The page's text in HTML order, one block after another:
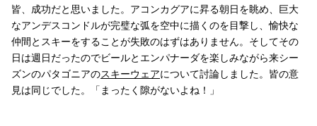
皆、成功だと思いました。アコンカグアに昇る朝日を眺め、巨大
なアンデスコンドルが完璧な弧を空中に描くのを目撃し、愉快な
仲間とスキーをすることが失敗のはずはありません。そしてその
日は週日だったのでビールとエンパナーダを楽しみながら来シー
ズンのパタゴニアのスキーウェアについて討論しました。皆の意
見は同じでした。「まったく隙がないよね！」